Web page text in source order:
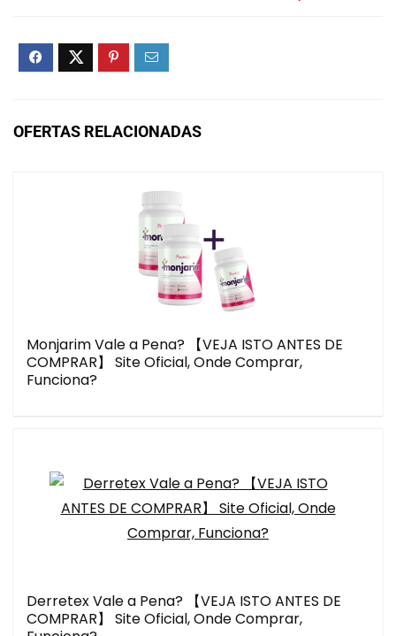
OFERTAS RELACIONADAS
Monjarim Vale a Pena? 【VEJA ISTO ANTES DE
COMPRAR】 Site Oficial, Onde Comprar,
Funciona?
Derretex Vale a Pena? 【VEJA ISTO ANTES DE
COMPRAR】 Site Oficial, Onde Comprar,